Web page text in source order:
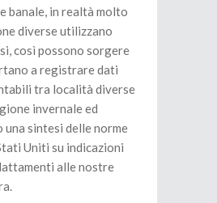
banale, in realtà molto
diverse utilizzano
così possono sorgere
a registrare dati
tra località diverse
invernale ed
una sintesi delle norme
Uniti su indicazioni
alle nostre